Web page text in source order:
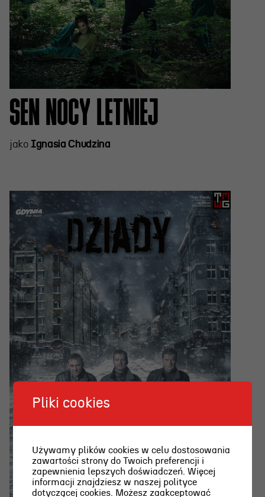
SEN NOCY LETNIEJ
jako Ignasia Chudzina
Pliki cookies
Używamy plików cookies w celu dostosowania
zawartości strony do Twoich preferencji i
zapewnienia lepszych doświadczeń. Więcej
informacji znajdziesz w naszej polityce
dotyczącej cookies. Możesz zaakceptować